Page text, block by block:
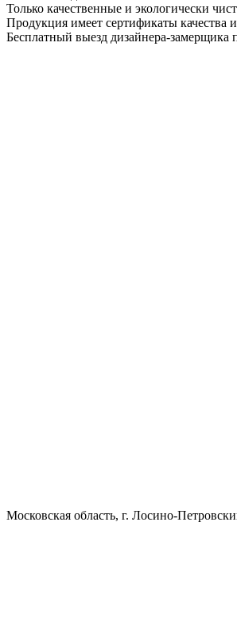
Только качественные и экологически
Продукция имеет сертификаты качества
Бесплатный выезд дизайнера-замерщика
Московская область, г. Лосино-